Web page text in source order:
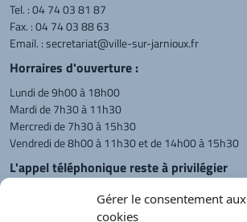
Gérer le consentement aux
cookies
Tel. :04 74 03 81 87
Fax. : 04 74 03 88 63
Email. :secretariat@ville-sur-jarnioux.fr
Horraires d'ouverture :
Lundi de 9h00 à 18h00
Mardi de 7h30 à 11h30
Mercredi de 7h30 à 15h30
Vendredi de 8h00 à 11h30 et de 14h00 à 15h30
L'appel téléphonique reste à privilégier
Monsieur le Maire et les adjoints
reçoivent sur rendez-vous.